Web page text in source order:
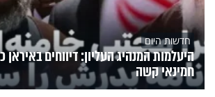
חדשות היום
היעלמות המנהיג העליון: דיווחים באיראן
חמינאי קשה